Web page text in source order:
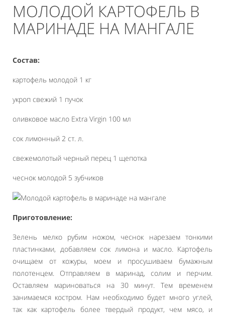
МОЛОДОЙ КАРТОФЕЛЬ В
МАРИНАДЕ НА МАНГАЛЕ
Состав:
картофель молодой 1 кг
укроп свежий 1 пучок
оливковое масло Extra Virgin 100 мл
сок лимонный 2 ст. л.
свежемолотый черный перец 1 щепотка
чеснок молодой 5 зубчиков
Приготовление:
Зелень мелко рубим ножом, чеснок нарезаем тонкими
пластинками, добавляем сок лимона и масло. Картофель
очищаем от кожуры, моем и просушиваем бумажным
полотенцем. Отправляем в маринад, солим и перчим.
Оставляем мариноваться на 30 минут. Тем временем
занимаемся костром. Нам необходимо будет много углей,
так как картофель более твердый продукт, чем мясо, и